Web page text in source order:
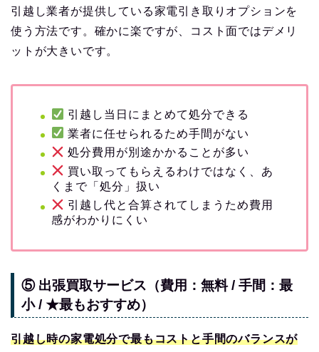
引越し業者が提供している家電引き取りオプションを
使う方法です。確かに楽ですが、コスト面ではデメリ
ットが大きいです。
引越し当日にまとめて処分できる
業者に任せられるため手間がない
処分費用が別途かかることが多い
買い取ってもらえるわけではなく、あ
くまで「処分」扱い
引越し代と合算されてしまうため費用
感がわかりにくい
⑤ 出張買取サービス（費用：無料 / 手間：最
小 / ★最もおすすめ）
引越し時の家電処分で最もコストと手間のバランスが